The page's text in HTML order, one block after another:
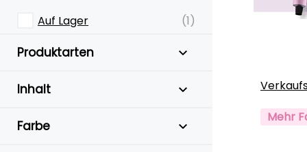
Auf Lager (1)
Produktarten
Inhalt
Farbe
Mehr